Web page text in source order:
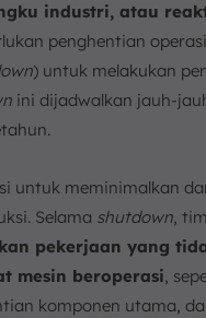
industri, atau
penghentian
) untuk melakukan
ini dijadwalkan jauh-
untuk meminimalkan
Selama shutdown,
pekerjaan yang
mesin beroperasi,
komponen utama,